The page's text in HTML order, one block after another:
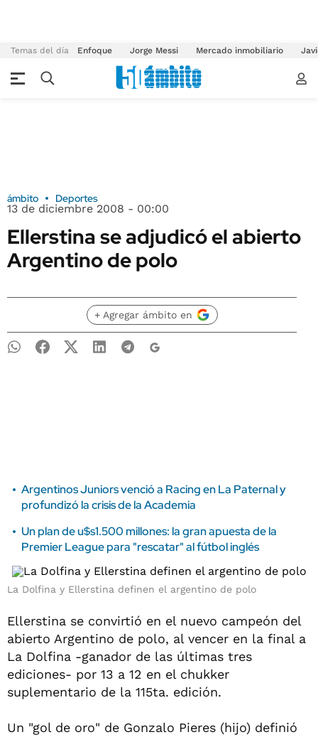
Temas del día Enfoque Jorge Messi Mercado inmobiliario
ámbito Deportes
13 de diciembre 2008 - 00:00
Ellerstina se adjudicó el abierto
Argentino de polo
+ Agregar ámbito en
Argentinos Juniors venció a Racing en La Paternal y
profundizó la crisis de la Academia
Un plan de u$s1.500 millones: la gran apuesta de la
Premier League para "rescatar" al fútbol inglés
La Dolfina y Ellerstina definen el argentino de polo
Ellerstina se convirtió en el nuevo campeón del
abierto Argentino de polo, al vencer en la final a
La Dolfina -ganador de las últimas tres
ediciones- por 13 a 12 en el chukker
suplementario de la 115ta. edición.
Un "gol de oro" de Gonzalo Pieres (hijo) definió